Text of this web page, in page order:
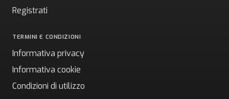
Registrati
TERMINI E CONDIZIONI
Informativa privacy
Informativa cookie
Condizioni di utilizzo